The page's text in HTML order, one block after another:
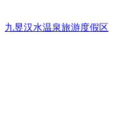
九昱汉水温泉旅游度假区